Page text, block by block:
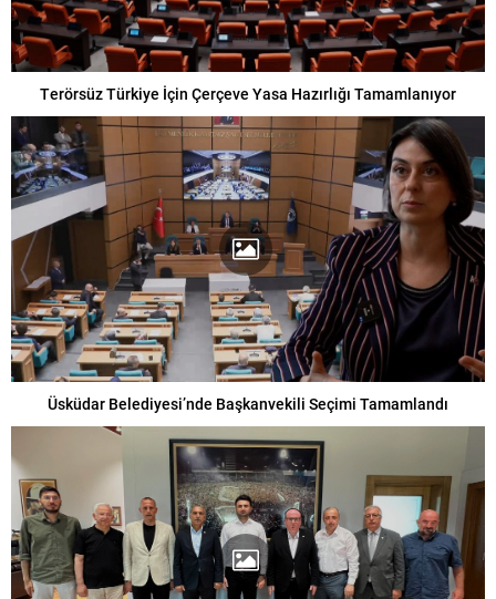
Terörsüz Türkiye İçin Çerçeve Yasa Hazırlığı Tamamlanıyor
Üsküdar Belediyesi’nde Başkanvekili Seçimi Tamamlandı